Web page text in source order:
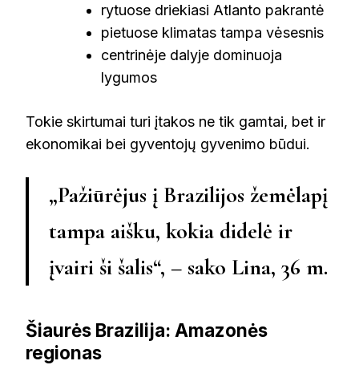
rytuose driekiasi Atlanto pakrantė
pietuose klimatas tampa vėsesnis
centrinėje dalyje dominuoja
lygumos
Tokie skirtumai turi įtakos ne tik gamtai, bet ir
ekonomikai bei gyventojų gyvenimo būdui.
„Pažiūrėjus į Brazilijos žemėlapį
tampa aišku, kokia didelė ir
įvairi ši šalis“, – sako Lina, 36 m.
Šiaurės Brazilija: Amazonės
regionas